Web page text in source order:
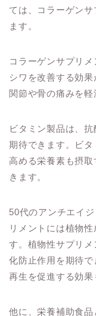
ては、コラーゲン
ます。
コラーゲンサプリ
シワを改善する効
関節や骨の痛みを軽
ビタミン製品は、
期待できます。ビ
高める栄養素も摂
きます。
50代のアンチエイ
リメントには植物
す。植物性サプリ
化防止作用を期待
再生を促進する効果
他に、栄養補助食